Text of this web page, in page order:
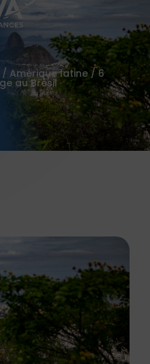
/ Amérique latine /6
au Brésil